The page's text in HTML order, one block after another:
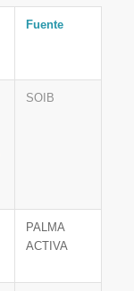
Fuente
SOIB
PALMA
ACTIVA